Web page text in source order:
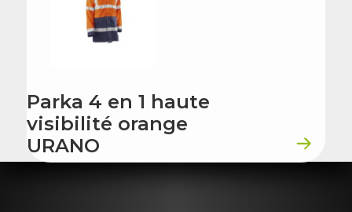
Parka 4 en 1 haute
visibilité orange
URANO